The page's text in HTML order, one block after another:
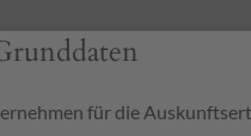
für die